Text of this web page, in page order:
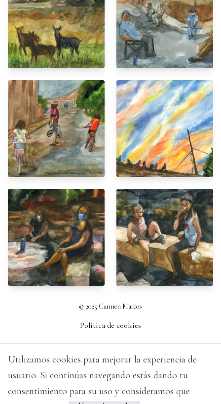
© 2025 Carmen Marcos
Política de cookies
Utilizamos cookies para mejorar la experiencia de
usuario. Si continúas navegando estás dando tu
consentimiento para su uso y consideramos que